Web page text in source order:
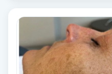
Extensions borttagning
Eyeliner-tatuering